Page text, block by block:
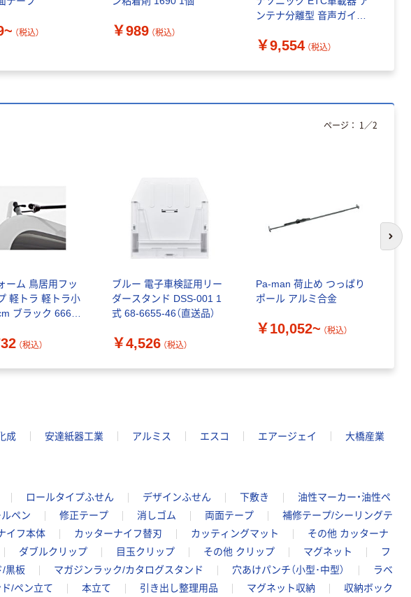
（税込） ￥989 （税込）
ンテナ分離型 音声ガイト
（直送品）
￥9,554 （税込）
ーム 鳥居用フッ
軽トラ 軽トラ小
ブラック 6662-
（税込）
ブルー 電子車検証用リー
ダースタンド DSS-001 1
式 68-6655-46（直送品）
￥4,526 （税込）
Pa-man 荷止め つっぱり
ポール アルミ合金
￥10,052~ （税込）
ページ： 1 ／2
次
成 安達紙器工業 アルミス エスコ エアージェイ 大橋産業
ロールタイプふせん デザインふせん 下敷き
油性マーカー・油性ペ
ペン 修正テープ 消しゴム 両面テープ
補修テープ/シーリングテ
イフ本体 カッターナイフ替刃 カッティングマット
その他 カッターナ
ダブルクリップ 目玉クリップ その他 クリップ マグネット
フ
/黒板 マガジンラック/カタログスタンド 穴あけパンチ（小型･中型）
ラベ
/ペン立て 本立て 引き出し整理用品 マグネット収納
収納ボック